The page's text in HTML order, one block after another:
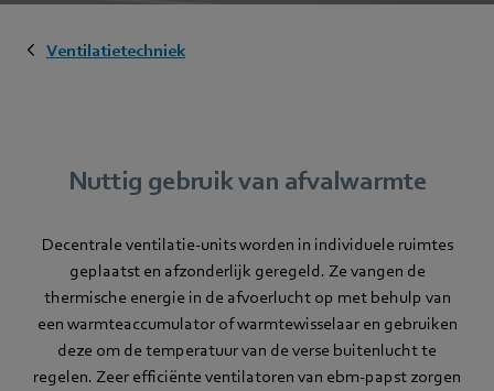
Ventilatietechniek
Nuttig gebruik van afvalwarmte
Decentrale ventilatie-units worden in individuele ruimtes
geplaatst en afzonderlijk geregeld. Ze vangen de
thermische energie in de afvoerlucht op met behulp van
een warmteaccumulator of warmtewisselaar en gebruiken
deze om de temperatuur van de verse buitenlucht te
regelen. Zeer efficiënte ventilatoren van ebm-papst zorgen